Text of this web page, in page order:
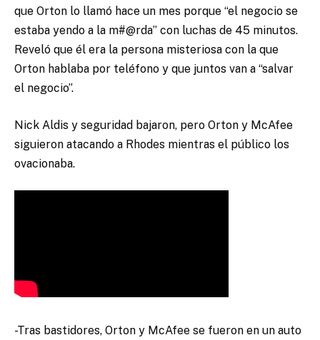
que Orton lo llamó hace un mes porque “el negocio se
estaba yendo a la m#@rda” con luchas de 45 minutos.
Reveló que él era la persona misteriosa con la que
Orton hablaba por teléfono y que juntos van a “salvar
el negocio”.
Nick Aldis y seguridad bajaron, pero Orton y McAfee
siguieron atacando a Rhodes mientras el público los
ovacionaba.
-Tras bastidores, Orton y McAfee se fueron en un auto